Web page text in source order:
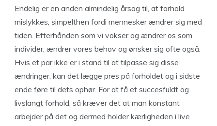
Endelig er en anden almindelig årsag til, at forhold
mislykkes, simpelthen fordi mennesker ændrer sig med
tiden. Efterhånden som vi vokser og ændrer os som
individer, ændrer vores behov og ønsker sig ofte også.
Hvis et par ikke er i stand til at tilpasse sig disse
ændringer, kan det lægge pres på forholdet og i sidste
ende føre til dets ophør. For at få et succesfuldt og
livslangt forhold, så kræver det at man konstant
arbejder på det og dermed holder kærligheden i live.